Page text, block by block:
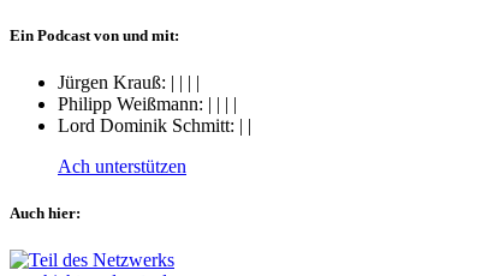
Ein Podcast von und mit:
Jürgen Krauß: | | | |
Philipp Weißmann: | | | |
Lord Dominik Schmitt: | |
Ach unterstützen
Auch hier: